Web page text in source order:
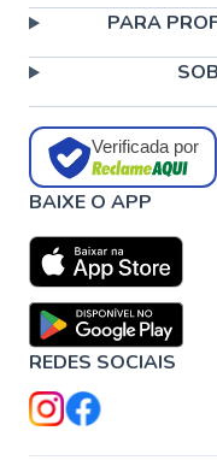
PARA
Verificada por
BAIXE O APP
REDES SOCIAIS